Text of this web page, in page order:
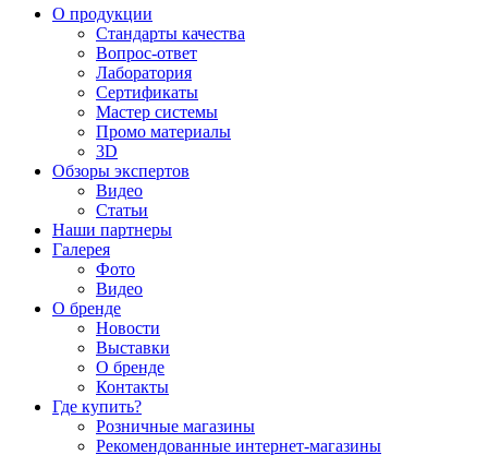
О продукции
Стандарты качества
Вопрос-ответ
Лаборатория
Сертификаты
Мастер системы
Промо материалы
3D
Обзоры экспертов
Видео
Статьи
Наши партнеры
Галерея
Фото
Видео
О бренде
Новости
Выставки
О бренде
Контакты
Где купить?
Розничные магазины
Рекомендованные интернет-магазины